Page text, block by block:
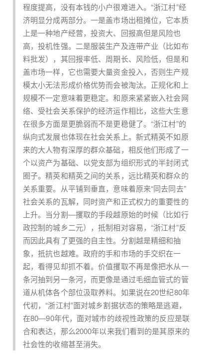
程度提高，没有本钱的小户很难进入。“浙江村”经
济明显分成两部分。一是盖市场出租摊位，它本质
上是一种地产经营，投资大、回报高但是风险也
高，投机性强。二是服装生产及连带产业（比如布
料批发），其回报率低、周期长、风险低，但是和
盖市场一样，它也需要大量资金投入，否则生产规
模太小无法形成价格优势而会被淘汰。正规化和上
规模不一定意味着更稳定。和原来紧紧嵌入社会网
络、受社会关系保护的经济运作相比，这些大生意
在很多方面是更脆弱而不是更稳健了。“浙江村”的
纵向式发展也体现在社会关系上。新式精英不如原
来的大人物有深厚的群众基础，相反他们形成了一
个以资产为基础、以党支部为组织形式的半封闭式
圈子。精英和精英之间的关系，远比精英和群众的
关系重要。从平铺到垂直，意味着原来“同去同去”
社会关系的瓦解，同时资产和正式权力的重要性的
上升。当分割—攫取的手段越原始的时候（比如行
政控制的城乡二元），抵制相对容易，“浙江村”反
而因此具有了更强的自主性。分割越是精细和抽
象，抵抗也越难。政府的手和市场的手交织在一
起，看得见却抓不着。价值攫取不再是像把水从一
条河抽到另一条河，而更像是通过毛细血管式的管
道从机体各个部位汲取养料。如果说在20世纪80年
代初，“浙江村”面对城乡割据状态的策略是逃避，
在80—90年代，面对城市的歧视性政策的反应是联
合和表达，那么2000年以来我们看到的是其原来的
社会性的收缩甚至消失。